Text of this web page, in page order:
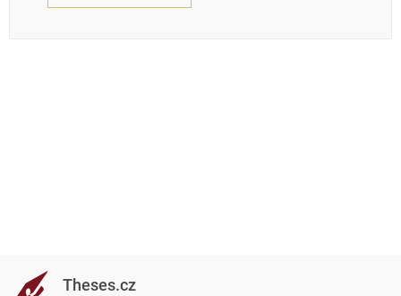
Theses.cz